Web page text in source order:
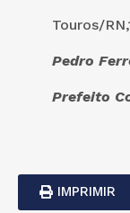
Touros/
Pedro
Prefeito
IMPRIMIR